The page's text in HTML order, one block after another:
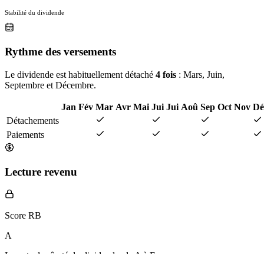
Stabilité du dividende
Rythme des versements
Le dividende est habituellement détaché 4 fois : Mars, Juin,
Septembre et Décembre.
Jan Fév Mar Avr Mai Jui Jui Aoû Sep Oct Nov
Détachements
Paiements
Lecture revenu
Score RB
A